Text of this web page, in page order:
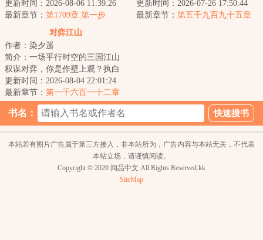
北平分站，半个月粉碎特高课石
川少佐收买北平...
更新时间：2026-08-06 11:39:26
最新章节： 第1709章 第一步
这是一支有着铮铮铁骨的特种部
队，这是一群...
更新时间：2026-07-26 17:50:44
最新章节： 第五千九百九十五章
对弈江山
作者：染夕遥
简介：一场平行时空的三国江山
权谋对弈，你是作壁上观？执白
子？抑或执黑子？...
更新时间：2026-08-04 22:01:24
最新章节： 第一千六百一十二章
尚书的“赎罪”
书名：
本站若有图片广告属于第三方接入，非本站所为，广告内容与本站无关，不代表
本站立场，请谨慎阅读。
Copyright © 2020 阅品中文 All Rights Reserved.kk
SiteMap